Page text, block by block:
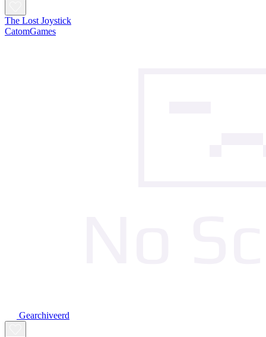
The Lost Joystick
CatomGames
Gearchiveerd